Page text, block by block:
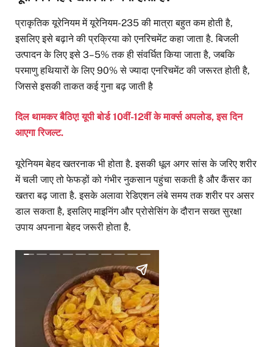
प्राकृतिक यूरेनियम में यूरेनियम-235 की मात्रा बहुत कम होती है,
इसलिए इसे बढ़ाने की प्रक्रिया को एनरिचमेंट कहा जाता है. बिजली
उत्पादन के लिए इसे 3–5% तक ही संवर्धित किया जाता है, जबकि
परमाणु हथियारों के लिए 90% से ज्यादा एनरिचमेंट की जरूरत होती है,
जिससे इसकी ताकत कई गुना बढ़ जाती है
दिल थामकर बैठिए! यूपी बोर्ड 10वीं-12वीं के मार्क्स अपलोड, इस दिन
आएगा रिजल्ट.
यूरेनियम बेहद खतरनाक भी होता है. इसकी धूल अगर सांस के जरिए शरीर
में चली जाए तो फेफड़ों को गंभीर नुकसान पहुंचा सकती है और कैंसर का
खतरा बढ़ जाता है. इसके अलावा रेडिएशन लंबे समय तक शरीर पर असर
डाल सकता है, इसलिए माइनिंग और प्रोसेसिंग के दौरान सख्त सुरक्षा
उपाय अपनाना बेहद जरूरी होता है.